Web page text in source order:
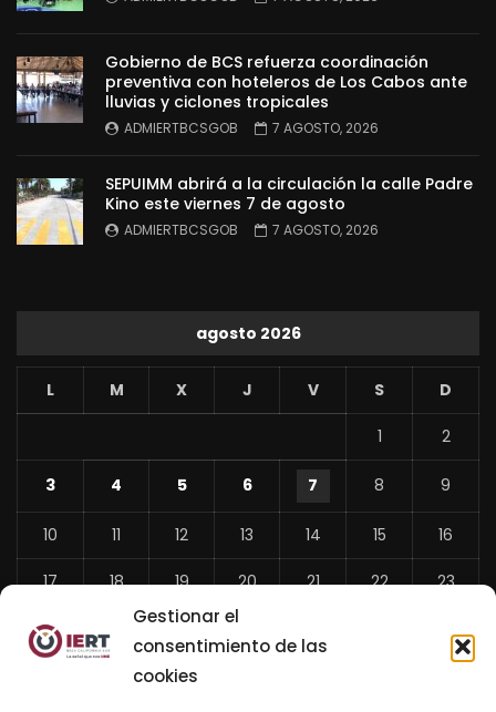
Gestionar el
consentimiento de las
cookies
Gobierno de BCS refuerza coordinación
preventiva con hoteleros de Los Cabos ante
lluvias y ciclones tropicales
ADMIERTBCSGOB 7 AGOSTO, 2026
SEPUIMM abrirá a la circulación la calle Padre
Kino este viernes 7 de agosto
ADMIERTBCSGOB 7 AGOSTO, 2026
agosto 2026
L M X J V S D
1 2
3 4 5 6 7 8 9
10 11 12 13 14 15 16
17 18 19 20 21 22 23
24 26 27